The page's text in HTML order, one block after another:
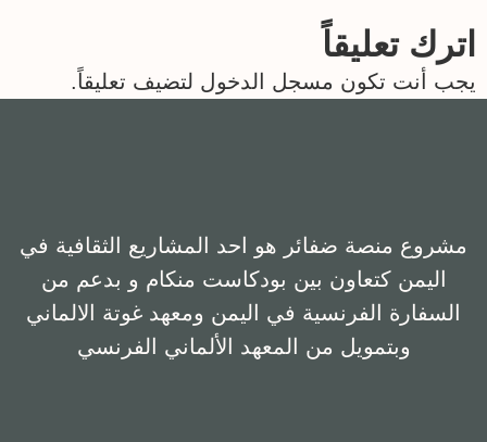
اترك تعليقاً
يجب أنت تكون مسجل الدخول لتضيف تعليقاً.
مشروع منصة ضفائر هو احد المشاريع الثقافية في
اليمن كتعاون بين بودكاست منكام و بدعم من
السفارة الفرنسية في اليمن ومعهد غوتة الالماني
وبتمويل من المعهد الألماني الفرنسي